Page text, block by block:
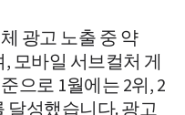
광고 노출 중 약
모바일 서브컬처 게
으로 1월에는 2위, 2
달성했습니다. 광고